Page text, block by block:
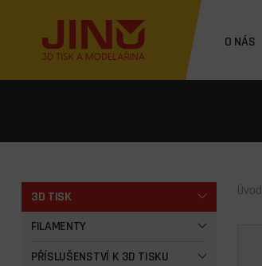
O NÁS
3D TISK
FILAMENTY
PŘÍSLUŠENSTVÍ K 3D TISKU
Úvod